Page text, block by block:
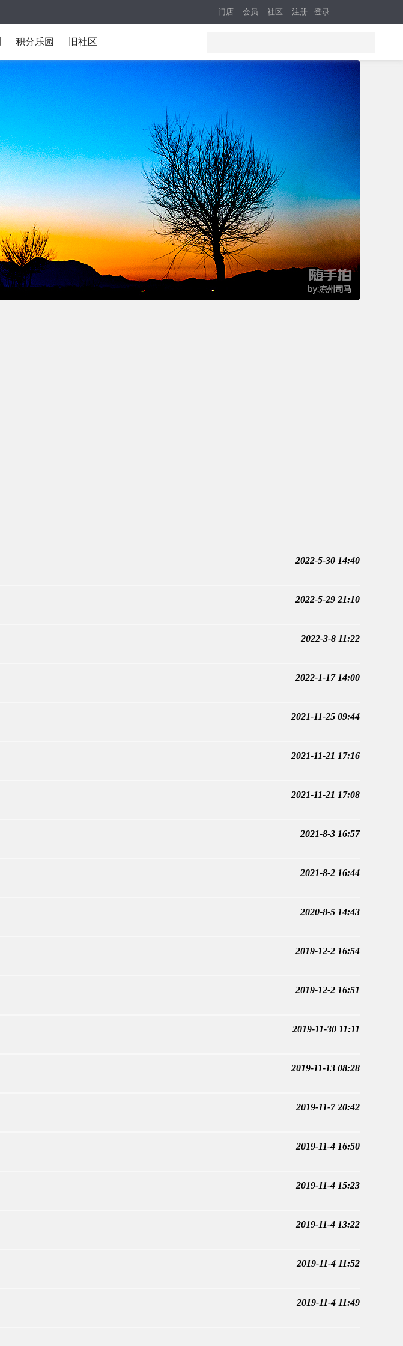
注册 登录
门店 会员 社区
积分乐园 旧社区
2022-5-30 14:40
2022-5-29 21:10
2022-3-8 11:22
2022-1-17 14:00
2021-11-25 09:44
2021-11-21 17:16
2021-11-21 17:08
2021-8-3 16:57
2021-8-2 16:44
2020-8-5 14:43
2019-12-2 16:54
2019-12-2 16:51
2019-11-30 11:11
2019-11-13 08:28
2019-11-7 20:42
2019-11-4 16:50
2019-11-4 15:23
2019-11-4 13:22
2019-11-4 11:52
2019-11-4 11:49